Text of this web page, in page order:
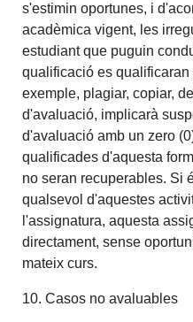
s'estimin oportunes, i
acadèmica vigent, les
estudiant que puguin
qualificació es qualificaran
exemple, plagiar, copiar,
d'avaluació, implicarà
d'avaluació amb un zero
qualificades d'aquesta
no seran recuperables. Si
qualsevol d'aquestes
l'assignatura, aquesta
directament, sense
mateix curs.
10. Casos no avaluables